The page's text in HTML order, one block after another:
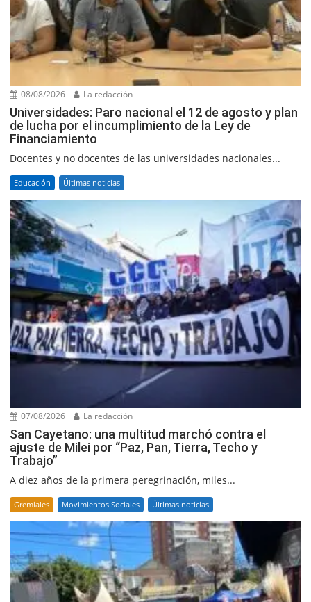
08/08/2026 La redacción
Universidades: Paro nacional el 12 de agosto y plan
de lucha por el incumplimiento de la Ley de
Financiamiento
Docentes y no docentes de las universidades nacionales...
Educación Últimas noticias
07/08/2026 La redacción
San Cayetano: una multitud marchó contra el
ajuste de Milei por “Paz, Pan, Tierra, Techo y
Trabajo”
A diez años de la primera peregrinación, miles...
Gremiales Movimientos Sociales Últimas noticias